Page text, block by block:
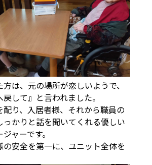
は、元の場所が恋しいようで、
戻して』と言われました。
配り、入居者様、それから職員の
っかりと話を聞いてくれる優しい
ャーです。
安全を第一に、ユニット全体を